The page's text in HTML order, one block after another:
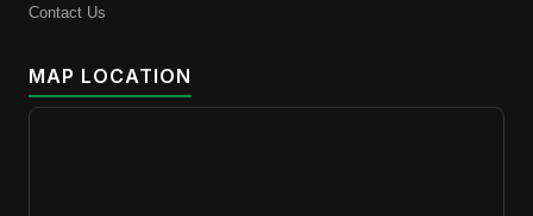
Contact Us
MAP LOCATION